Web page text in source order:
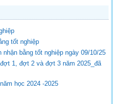
tốt nghiệp
bằng tốt nghiệp ngày 09/10/25
1, đợt 2 và đợt 3 năm 2025_đã
học 2024 -2025